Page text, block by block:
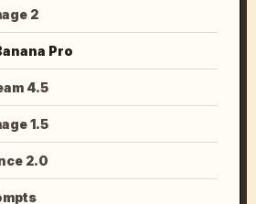
2
Pro
4.5
1.5
2.0